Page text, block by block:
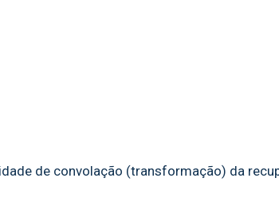
de convolação (transformação) da